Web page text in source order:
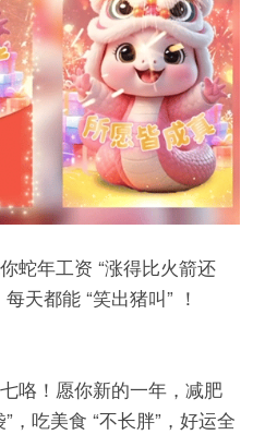
蛇年工资 “涨得比火箭还
天都能 “笑出猪叫” ！
咯！愿你新的一年，减肥
，吃美食 “不长胖”，好运全